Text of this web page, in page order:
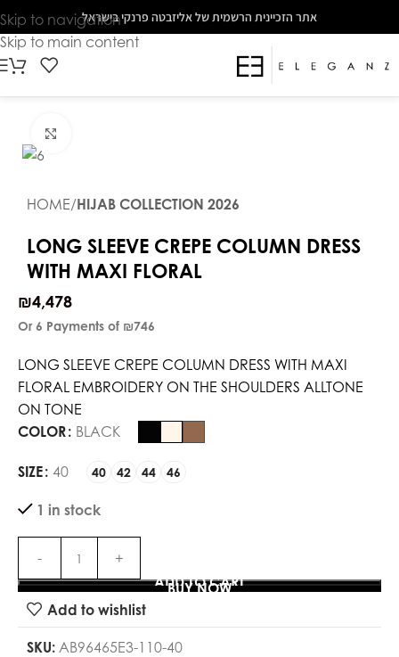
The
beginning
of
web
click
main
Content
Skip to navigation
Skip to main content
אתר הזכיינית הרשמית של אליזבטה פרנקי בישראל
HOME HIJAB COLLECTION 2026
LONG SLEEVE CREPE COLUMN DRESS
WITH MAXI FLORAL
₪4,478
Or 6 Payments of ₪746
LONG SLEEVE CREPE COLUMN DRESS WITH MAXI
FLORAL EMBROIDERY ON THE SHOULDERS ALLTONE
ON TONE
COLOR BLACK
SIZE 40 40 42 44 46
1 in stock
ADD TO CART
BUY NOW
Add to wishlist
SKU: AB96465E3-110-40